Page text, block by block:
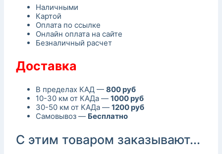
Наличными
Картой
Оплата по ссылке
Онлайн оплата на сайте
Безналичный расчет
Доставка
В пределах КАД — 800 руб
10-30 км от КАДа — 1000 руб
30-50 км от КАДа — 1200 руб
Самовывоз — Бесплатно
С этим товаром заказывают...